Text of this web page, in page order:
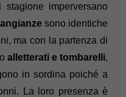
imperversano
sono identiche
ma con la partenza di
alletterati e tombarelli,
in sordina poiché a
La loro presenza è